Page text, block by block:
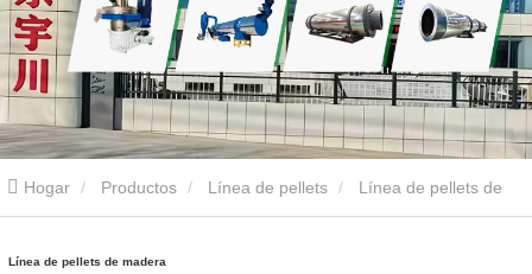
Hogar Productos Línea de pellets
Línea de pellets de madera